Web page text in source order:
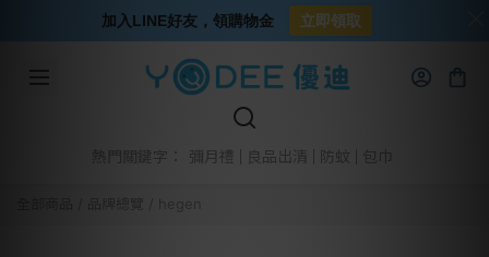
熱門關鍵字： 彌月禮 良品出清 防蚊
hegen
加入LINE好友，領購物金 立即領取